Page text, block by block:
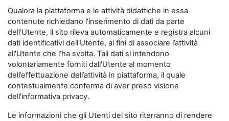
Qualora la piattaforma e le attività didattiche in essa
contenute richiedano l'inserimento di dati da parte
dell’Utente, il sito rileva automaticamente e registra alcuni
dati identificativi dell'Utente, ai fini di associare l’attività
all'Utente che l’ha svolta. Tali dati si intendono
volontariamente forniti dall'Utente al momento
dell’effettuazione dell’attività in piattaforma, il quale
contestualmente conferma di aver preso visione
dell'informativa privacy.
Le informazioni che gli Utenti del sito riterranno di rendere